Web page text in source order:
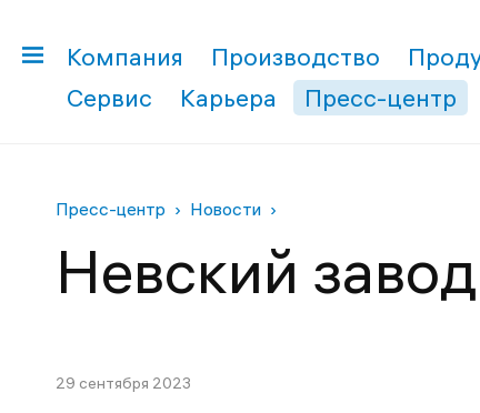
Компания Производство
Сервис
Карьера Пресс-центр
Пресс-центр Новости
Невский
29 сентября 2023